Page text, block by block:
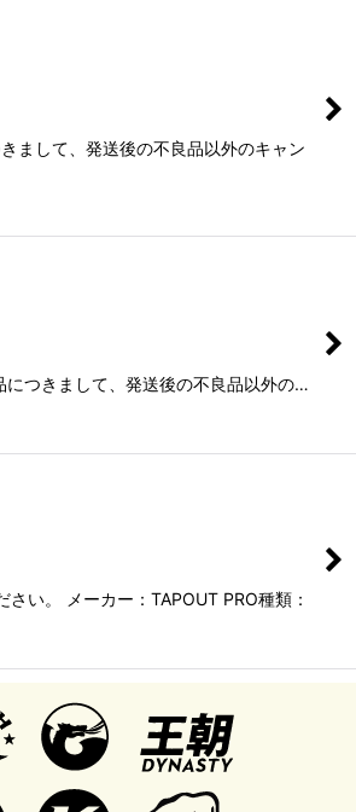
して、発送後の不良品以外のキャン
つきまして、発送後の不良品以外の…
い。 メーカー：TAPOUT PRO種類：